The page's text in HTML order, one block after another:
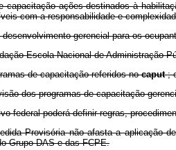
capacitação ações destinados à
com a responsabilidade e
gerencial para os
Escola Nacional de Administração
de capacitação referidos nocaput;
dos programas de capacitação
federal poderá definir regras,
Provisória não afasta a aplicação
Grupo DAS e das FCPE.